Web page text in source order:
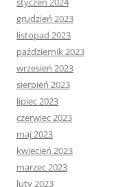
grudzień 2023
listopad 2023
październik 2023
wrzesień 2023
sierpień 2023
lipiec 2023
czerwiec 2023
maj 2023
kwiecień 2023
marzec 2023
luty 2023